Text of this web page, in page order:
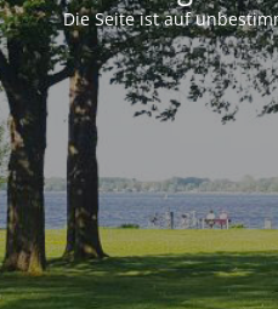
Die Seite ist auf